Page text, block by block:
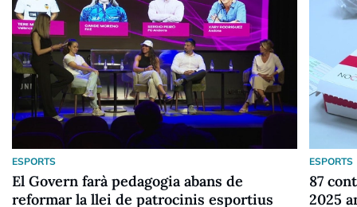
ESPORTS
El Govern farà pedagogia abans de
reformar la llei de patrocinis esportius
ESPORTS
87
2025